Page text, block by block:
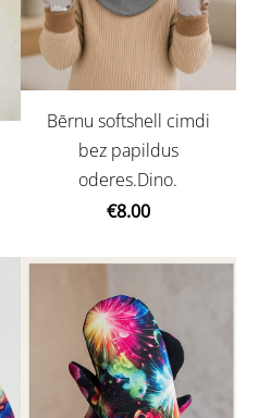
Bērnu softshell cimdi
bez papildus
oderes.Dino.
€8.00